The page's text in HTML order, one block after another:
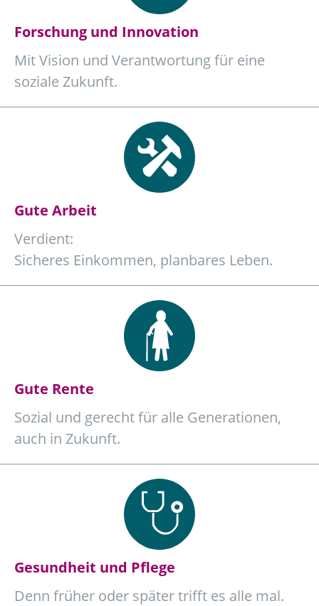
Forschung und Innovation
Mit Vision und Verantwortung für eine
soziale Zukunft.
Gute Arbeit
Verdient:
Sicheres Einkommen, planbares Leben.
Gute Rente
Sozial und gerecht für alle Generationen,
auch in Zukunft.
Gesundheit und Pflege
Denn früher oder später trifft es alle mal.